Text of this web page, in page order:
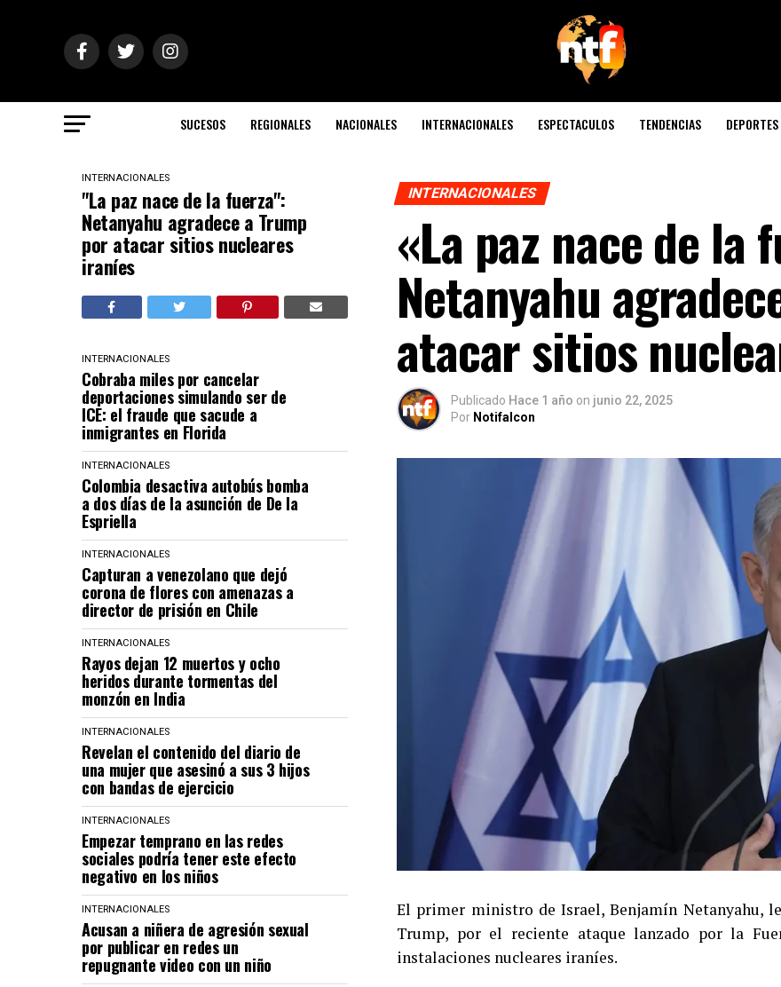
SUCESOS REGIONALES NACIONALES INTERNACIONALES ESPECTACULOS TENDENCIAS DEPORTES
INTERNACIONALES
"La paz nace de la fuerza":
Netanyahu agradece a Trump
por atacar sitios nucleares
iraníes
INTERNACIONALES
Cobraba miles por cancelar
deportaciones simulando ser de
ICE: el fraude que sacude a
inmigrantes en Florida
INTERNACIONALES
Colombia desactiva autobús bomba
a dos días de la asunción de De la
Espriella
INTERNACIONALES
Capturan a venezolano que dejó
corona de flores con amenazas a
director de prisión en Chile
INTERNACIONALES
Rayos dejan 12 muertos y ocho
heridos durante tormentas del
monzón en India
INTERNACIONALES
Revelan el contenido del diario de
una mujer que asesinó a sus 3 hijos
con bandas de ejercicio
INTERNACIONALES
Empezar temprano en las redes
sociales podría tener este efecto
negativo en los niños
INTERNACIONALES
Acusan a niñera de agresión sexual
por publicar en redes un
repugnante video con un niño
INTERNACIONALES
«La paz nace de la
Netanyahu
atacar sitios
Publicado Hace 1 año on junio 22, 2025
Por Notifalcon
El primer ministro de Israel, Benjamín Netanyahu,
Trump, por el reciente ataque lanzado por la
instalaciones nucleares iraníes.